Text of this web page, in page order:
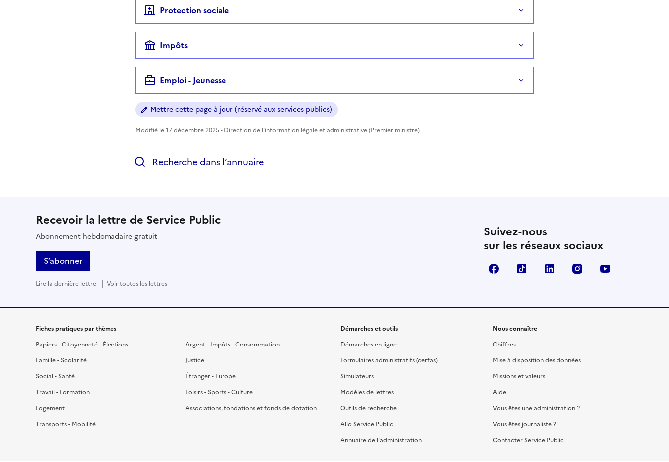
Protection sociale
Impôts
Emploi - Jeunesse
Mettre cette page à jour (réservé aux services publics)
Modifié le 17 décembre 2025 - Direction de l'information légale et administrative (Premier ministre)
Recherche dans l’annuaire
Recevoir la lettre de Service Public
Abonnement hebdomadaire gratuit
S’abonner
Lire la dernière lettre Voir toutes les lettres
Suivez-nous
sur les réseaux sociaux
FacebookTikTok LinkedIn Instagram
Fiches pratiques par thèmes
Papiers - Citoyenneté - Élections
Famille - Scolarité
Social - Santé
Travail - Formation
Logement
Transports - Mobilité
Argent - Impôts - Consommation
Justice
Étranger - Europe
Loisirs - Sports - Culture
Associations, fondations et fonds de dotation
Démarches et outils
Démarches en ligne
Formulaires administratifs (cerfas)
Simulateurs
Modèles de lettres
Outils de recherche
Allo Service Public
Annuaire de l'administration
Nous connaître
Chiffres
Mise à disposition des données
Missions et valeurs
Aide
Vous êtes une administration ?
Vous êtes journaliste ?
Contacter Service Public